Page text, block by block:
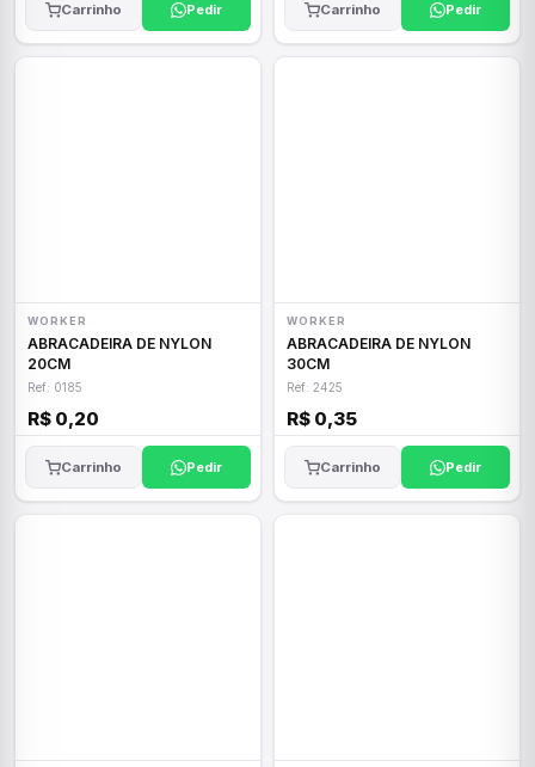
Carrinho Pedir Carrinho Pedir
WORKER
ABRACADEIRA DE NYLON
20CM
Ref: 0185
R$ 0,20
Carrinho Pedir
WORKER
ABRACADEIRA DE NYLON
30CM
Ref: 2425
R$ 0,35
Carrinho Pedir